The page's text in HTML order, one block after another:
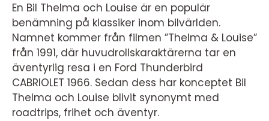
En Bil Thelma och Louise är en populär
benämning på klassiker inom bilvärlden.
Namnet kommer från filmen ”Thelma & Louise”
från 1991, där huvudrollskaraktärerna tar en
äventyrlig resa i en Ford Thunderbird
CABRIOLET 1966. Sedan dess har konceptet Bil
Thelma och Louise blivit synonymt med
roadtrips, frihet och äventyr.